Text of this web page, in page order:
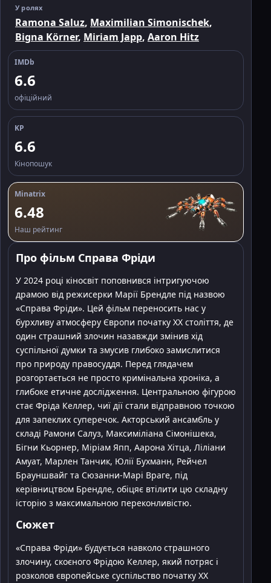
У ролях
Ramona Saluz, Maximilian Simonischek,
Bigna Körner, Miriam Japp, Aaron Hitz
IMDb
6.6
офіційний
KP
6.6
Кінопошук
Minatrix
6.48
Наш рейтинг
Про фільм Справа Фріди
У 2024 році кіносвіт поповнився інтригуючою
драмою від режисерки Марії Брендле під назвою
«Справа Фріди». Цей фільм переносить нас у
бурхливу атмосферу Європи початку XX століття, де
один страшний злочин назавжди змінив хід
суспільної думки та змусив глибоко замислитися
про природу правосуддя. Перед глядачем
розгортається не просто кримінальна хроніка, а
глибоке етичне дослідження. Центральною фігурою
стає Фріда Келлер, чиї дії стали відправною точкою
для запеклих суперечок. Акторський ансамбль у
складі Рамони Салуз, Максиміліана Сімонішека,
Бігни Кьорнер, Міріам Япп, Аарона Хітца, Ліліани
Амуат, Марлен Танчик, Юлії Бухманн, Рейчел
Брауншвайг та Сюзанни-Марі Враге, під
керівництвом Брендле, обіцяє втілити цю складну
історію з максимальною переконливістю.
Сюжет
«Справа Фріди» будується навколо страшного
злочину, скоєного Фрідою Келлер, який потряс і
розколов європейське суспільство початку XX